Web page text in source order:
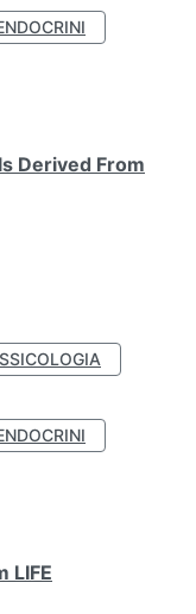
Derived From
LIFE